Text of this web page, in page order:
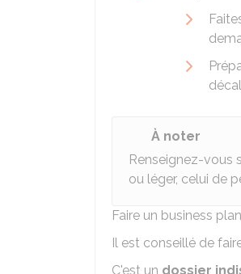
À noter
Renseignez-vous
ou léger, celui de
Faire un business plan
Il est conseillé de
C'est un dossier